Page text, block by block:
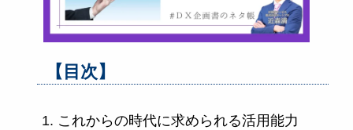
【目次】
これからの時代に求められる活用能力